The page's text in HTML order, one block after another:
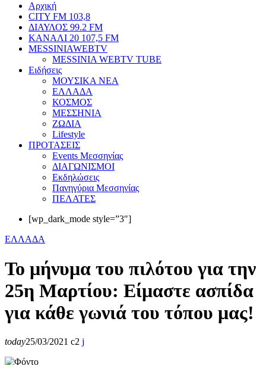
Αρχική
CITY FM 103,8
ΔΙΑΥΛΟΣ 99.2 FM
ΚΑΝΑΛΙ 20 107,5 FM
MESSINIAWEBTV
MESSINIA WEBTV TUBE
Eιδήσεις
ΜΟΥΣΙΚΑ ΝΕΑ
ΕΛΛΑΔΑ
ΚΟΣΜΟΣ
ΜΕΣΣΗΝΙΑ
ΖΩΔΙΑ
Lifestyle
ΠΡΟΤΑΣΕΙΣ
Events Μεσσηνίας
ΔΙΑΓΩΝΙΣΜΟΙ
Εκδηλώσεις
Πανηγύρια Μεσσηνίας
ΠΕΛΑΤΕΣ
[wp_dark_mode style=”3″]
ΕΛΛΑΔΑ
Το μήνυμα του πιλότου για την
25η Μαρτίου: Είμαστε ασπίδα
για κάθε γωνιά του τόπου μας!
today25/03/2021 2